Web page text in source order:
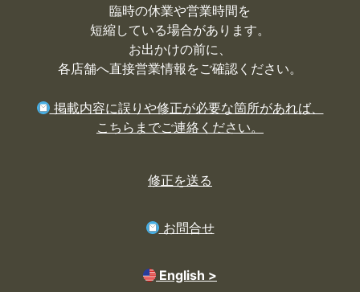
臨時の休業や営業時間を
短縮している場合があります。
お出かけの前に、
各店舗へ直接営業情報をご確認ください。
掲載内容に誤りや修正が必要な箇所があれば、
こちらまでご連絡ください。
修正を送る
お問合せ
English >